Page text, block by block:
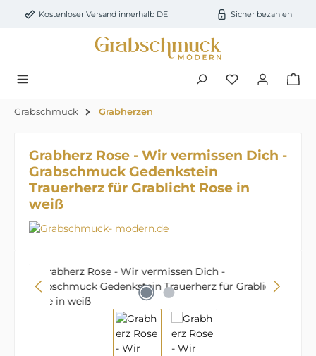
Zum Hauptinhalt springen
Kostenloser Versand innerhalb DE Sicher bezahlen
Du hast 0
Grabschmuck Grabherzen
Grabherz Rose - Wir vermissen Dich -
Grabschmuck Gedenkstein
Trauerherz für Grablicht Rose in
weiß
Bildergalerie überspringen